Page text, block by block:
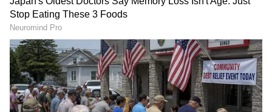
Image Credit :Indian Cricket Ministry
ವೇಗಿ ಜೊತೆ ಕಿರಿಕ್, ಸಿಡಿದೆದ್ದ ಬ್ಯಾಟರ್
ಚೇಸಿಂಗ್ ಮಾಡುತ್ತಿದ್ದ ಅಂಧೇರಿ ತಂಡ ಅಂತಿಮ ಹಂತದಲ್ಲಿ
ವಿಕೆಟ್ ಕಳೆದುಕೊಂಡು ಸೋಲಿನತ್ತ ವಾಲಿತ್ತು. 19ನೇ